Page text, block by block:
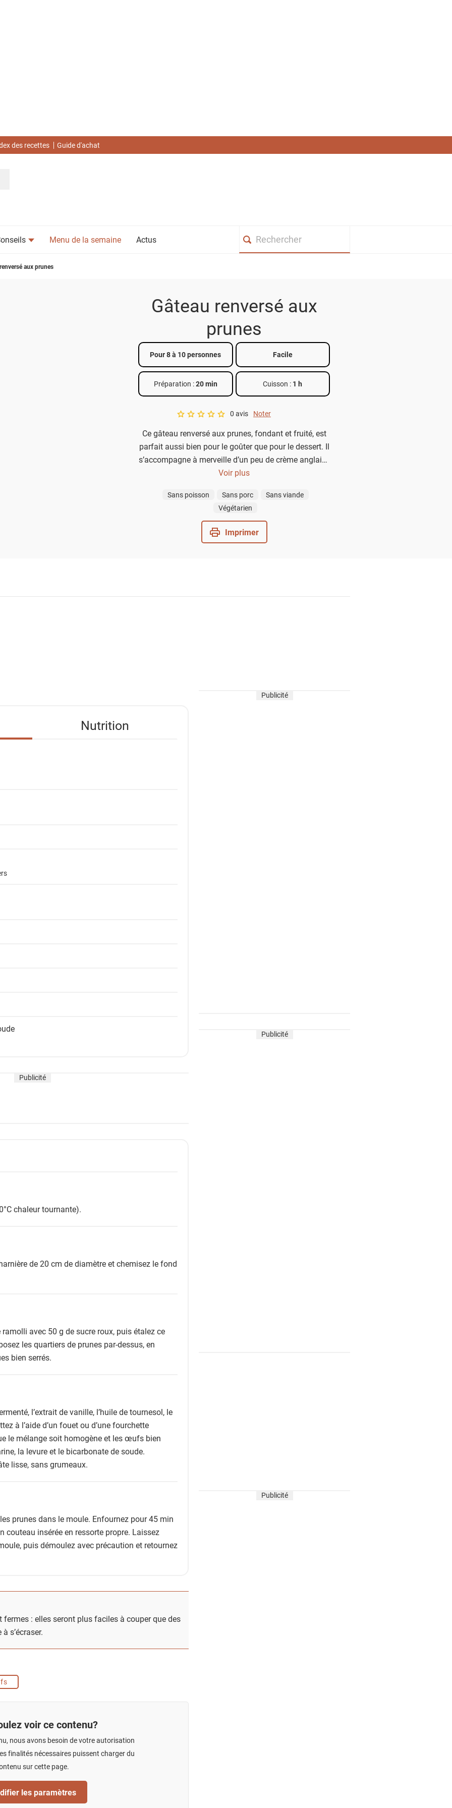
des recettes Guide d'achat
Menu de la semaine Actus
aux prunes
Gâteau renversé aux
prunes
Pour 8 à 10 personnes Facile
Préparation :20 min Cuisson : 1 h
A star rating of 0 out of 5.
0 avis Noter
Ce gâteau renversé aux prunes, fondant et fruité, est
parfait aussi bien pour le goûter que pour le dessert. Il
s’accompagne à merveille d’un peu de crème anglaise
ou d’une touche de crème fraîche épaisse.
Voir plus
Sans poisson Sans porc
Sans viande
Végétarien
Imprimer
Nutrition
Publicité
chaleur tournante).
de 20 cm de diamètre et chemisez le fond
avec 50 g de sucre roux, puis étalez ce
les quartiers de prunes par-dessus, en
bien serrés.
l’extrait de vanille, l’huile de tournesol, le
à l’aide d’un fouet ou d’une fourchette
le mélange soit homogène et les œufs bien
la levure et le bicarbonate de soude.
lisse, sans grumeaux.
prunes dans le moule. Enfournez pour 45 min
couteau insérée en ressorte propre. Laissez
puis démoulez avec précaution et retournez
fermes : elles seront plus faciles à couper que des
s’écraser.
voir ce contenu?
nous avons besoin de votre autorisation
finalités nécessaires puissent charger du
sur cette page.
les paramètres
Publicité
Publicité
Publicité